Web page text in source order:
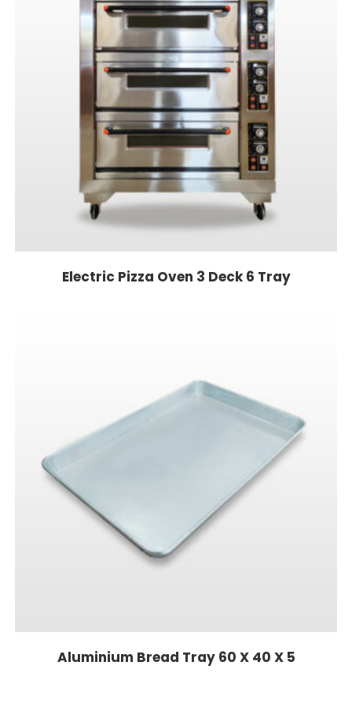
Electric Pizza Oven 3 Deck 6 Tray
Aluminium Bread Tray 60 X 40 X 5